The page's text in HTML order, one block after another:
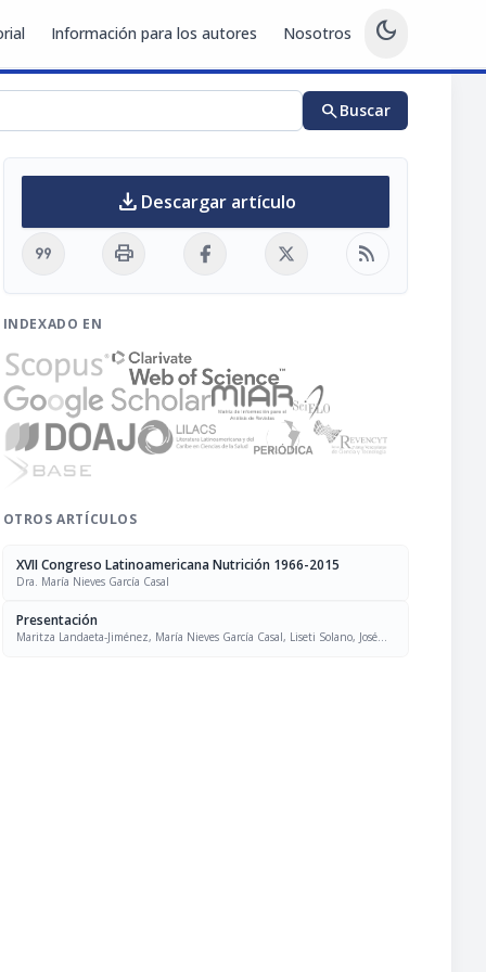
Información para los autores Nosotros dark_mode
searchBuscar
download Descargar artículo
format_quote print rss_feed
INDEXADO EN
OTROS ARTÍCULOS
XVII Congreso Latinoamericana Nutrición 1966-2015
Dra. María Nieves García Casal
Presentación
Maritza Landaeta-Jiménez, María Nieves García Casal, Liseti Solano, José